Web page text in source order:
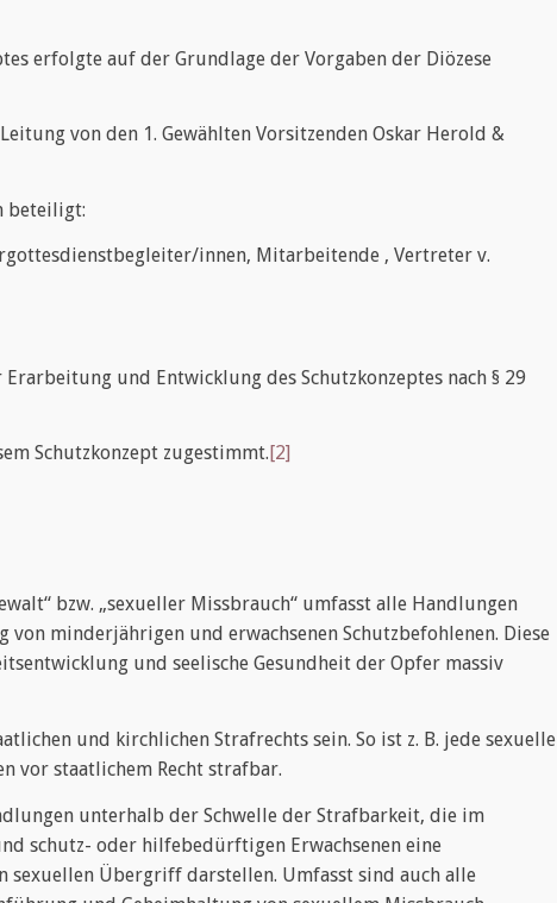
erfolgte auf der Grundlage der Vorgaben der Diözese
von den 1. Gewählten Vorsitzenden Oskar Herold &
beteiligt:
innen, Mitarbeitende , Vertreter v.
und Entwicklung des Schutzkonzeptes nach § 29
Schutzkonzept zugestimmt. [2]
bzw. „sexueller Missbrauch“ umfasst alle Handlungen
von minderjährigen und erwachsenen Schutzbefohlenen. Diese
und seelische Gesundheit der Opfer massiv
und kirchlichen Strafrechts sein. So ist z. B. jede sexuelle
vor staatlichem Recht strafbar.
unterhalb der Schwelle der Strafbarkeit, die im
schutz- oder hilfebedürftigen Erwachsenen eine
sexuellen Übergriff darstellen. Umfasst sind auch alle